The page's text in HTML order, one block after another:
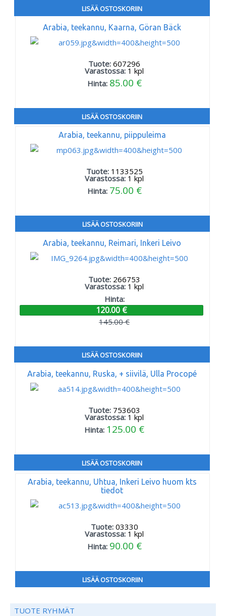
LISÄÄ OSTOSKORIIN
Arabia, teekannu, Kaarna, Göran Bäck
Tuote:607296
Varastossa: 1 kpl
Hinta: 85.00 €
LISÄÄ OSTOSKORIIN
Arabia, teekannu, piippuleima
Tuote: 1133525
Varastossa: 1 kpl
Hinta: 75.00 €
LISÄÄ OSTOSKORIIN
Arabia, teekannu, Reimari, Inkeri Leivo
Tuote: 266753
Varastossa: 1 kpl
Hinta:
120.00 €
145.00 €
LISÄÄ OSTOSKORIIN
Arabia, teekannu, Ruska, + siivilä, Ulla Procopé
Tuote: 753603
Varastossa: 1 kpl
Hinta: 125.00 €
LISÄÄ OSTOSKORIIN
Arabia, teekannu, Uhtua, Inkeri Leivo huom kts
tiedot
Tuote: 03330
Varastossa: 1 kpl
Hinta: 90.00 €
LISÄÄ OSTOSKORIIN
TUOTE RYHMÄT